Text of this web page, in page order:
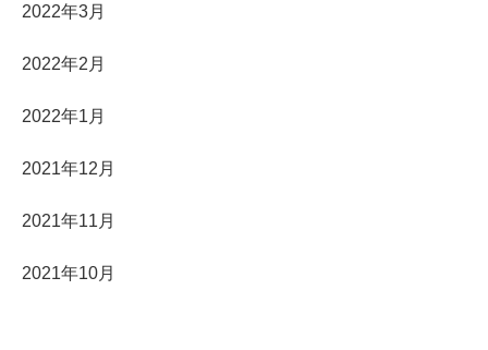
2022年3月
2022年2月
2022年1月
2021年12月
2021年11月
2021年10月